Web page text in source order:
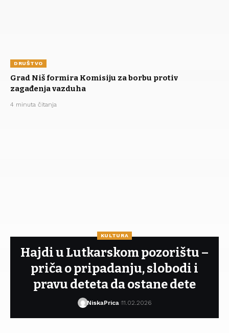
DRUŠTVO
Grad Niš formira Komisiju za borbu protiv
zagađenja vazduha
4 minuta čitanja
KULTURA
Hajdi u Lutkarskom pozorištu –
priča o pripadanju, slobodi i
pravu deteta da ostane dete
NiskaPrica 11.02.2026